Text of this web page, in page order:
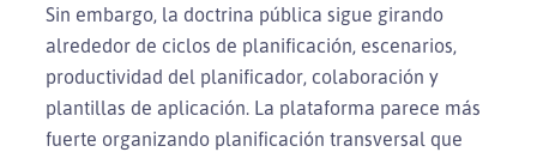
Sin embargo, la doctrina pública sigue girando
alrededor de ciclos de planificación, escenarios,
productividad del planificador, colaboración y
plantillas de aplicación. La plataforma parece más
fuerte organizando planificación transversal que